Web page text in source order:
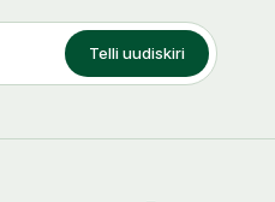
Telli uudiskiri